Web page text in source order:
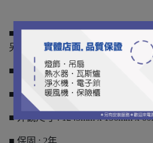
■ 舞光 四尺雙管山型燈 附小燈
另計
■ 發光角度 : 300度
■ 固定方式 : 吸頂式
■ 外觀尺寸 : 1243mm x 156mm x
■ 保固 : 2年